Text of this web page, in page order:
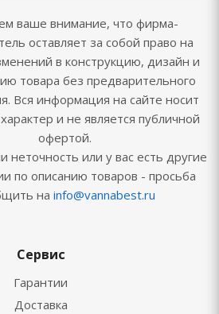
ваше внимание, что фирма-
оставляет за собой право на
в конструкцию, дизайн и
товара без предварительного
Вся информация на сайте носит
и не является публичной
офертой.
неточность или у вас есть другие
по описанию товаров - просьба
на info@vannabest.ru
Сервис
Гарантии
Доставка